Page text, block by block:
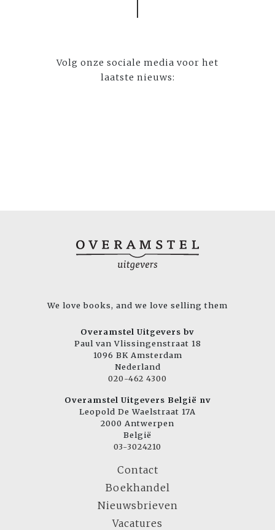
Volg onze sociale media voor het
laatste nieuws:
We love books, and we love selling them
Overamstel Uitgevers bv
Paul van Vlissingenstraat 18
1096 BK Amsterdam
Nederland
020-462 4300
Overamstel Uitgevers België nv
Leopold De Waelstraat 17A
2000 Antwerpen
België
03-3024210
Contact
Boekhandel
Nieuwsbrieven
Vacatures